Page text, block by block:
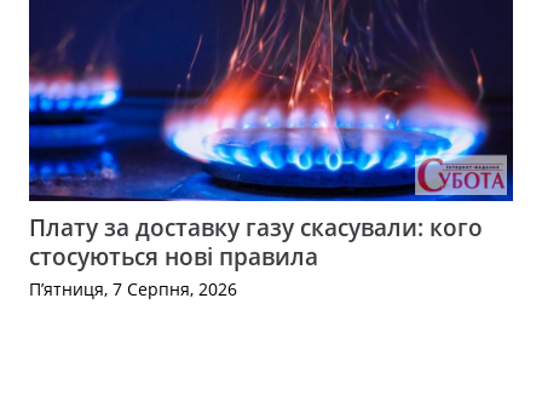
Плату за доставку газу скасували: кого
стосуються нові правила
П’ятниця, 7 Серпня, 2026